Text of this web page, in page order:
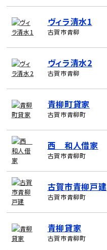
ヴィラ清水1
古賀市青柳
ヴィラ清水2
古賀市青柳
青柳町貸家
古賀市青柳町
西 和人借家
古賀市青柳町
古賀市青柳戸建
古賀市青柳町
青柳貸家
古賀市青柳町